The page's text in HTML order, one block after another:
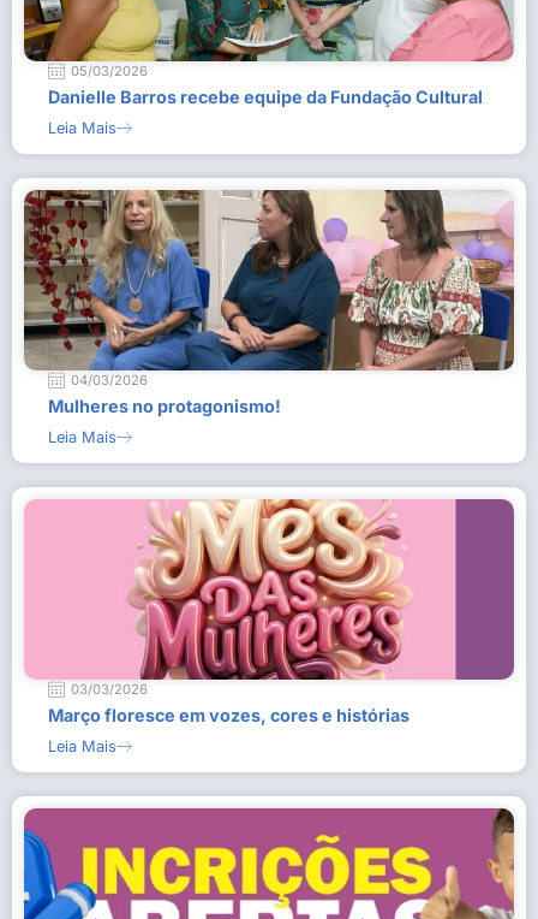
05/03/2026
Danielle Barros recebe equipe da Fundação Cultural
Leia Mais
04/03/2026
Mulheres no protagonismo!
Leia Mais
03/03/2026
Março floresce em vozes, cores e histórias
Leia Mais